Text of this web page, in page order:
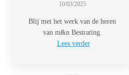
10/03/2025
Blij met het werk van de heren
van m&n Bestrating.
Lees verder